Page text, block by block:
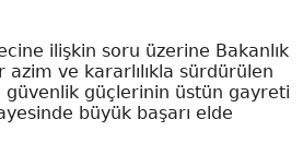
ilişkin soru üzerine Bakanlık
azim ve kararlılıkla sürdürülen
güçlerinin üstün gayreti
büyük başarı elde